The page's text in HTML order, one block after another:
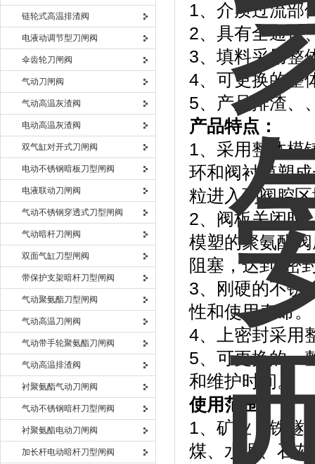
链轮式高温排渣阀
电液动调节型刀闸阀
伞齿轮刀闸阀
气动刀闸阀
气动高温灰渣阀
电动高温灰渣阀
双气缸对开式刀闸阀
电动不锈钢暗板刀型闸阀
电液联动刀闸阀
气动不锈钢穿透式刀型闸阀
气动暗杆刀闸阀
双面气缸刀型闸阀
带保护支架暗杆刀型闸阀
气动聚氨酯刀型闸阀
气动高温刀闸阀
气动带手轮聚氨酯刀闸阀
气动高温排渣阀
衬聚氨酯气动刀闸阀
气动不锈钢暗杆刀型闸阀
衬聚氨酯电动刀闸阀
加长杆电动暗杆刀型闸阀
1、介质过流部
2、具有全通径
3、填料采用整
4、可更换的整
5、产品排渣、
产品特点：
1、采用整体模
环和阀衬模塑
粒进入到阀腔
2、阀板关闭时
模塑的聚氨酯
阻塞，达到*密
3、刚硬的不锈
性和使用寿命。
4、上密封采用
5、可更换的、
和维护时间。
使用范围：
1、矿业：铁燧
煤、水泥、石